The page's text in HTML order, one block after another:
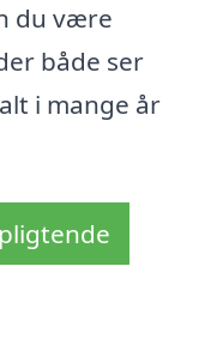
du være
både ser
i mange år